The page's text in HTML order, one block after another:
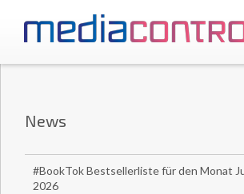
News
#BookTok Bestsellerliste für den Monat
2026